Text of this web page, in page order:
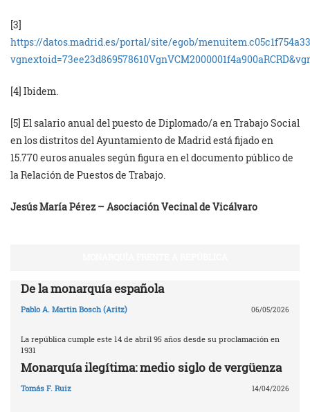
[3]
https://datos.madrid.es/portal/site/egob/
[4] Ibidem.
[5] El salario anual del puesto de Diplomado/a en Trabajo Social
en los distritos del Ayuntamiento de Madrid está fijado en
15.770 euros anuales según figura en el documento público de
la Relación de Puestos de Trabajo.
Jesús María Pérez – Asociación Vecinal de Vicálvaro
De la monarquía española
Pablo A. Martin Bosch (Aritz) 06/05/2026
La república cumple este 14 de abril 95 años desde su proclamación en
1931
Monarquía ilegítima: medio siglo de vergüenza
Tomás F. Ruiz 14/04/2026